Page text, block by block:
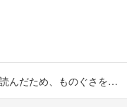
んだため、ものぐさを…